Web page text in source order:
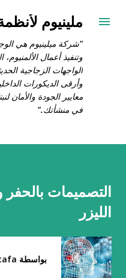
التخطيملينيوم
"شركة ميلينيوم هي
وتنفيذ أعمال
الواجهات الزجاجية
وأرقى الديكورات
معايير الجودة والأمان
في منشأتك."
التصميمات بالحفر
الليزر
بواسطة